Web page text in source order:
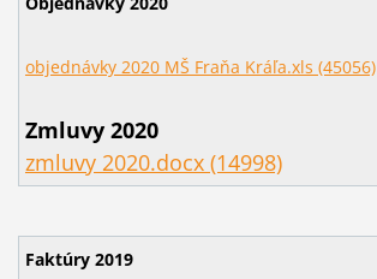
objednávky 2020 MŠ Fraňa Kráľa.xls (45056)
Zmluvy 2020
zmluvy 2020.docx (14998)
Faktúry 2019